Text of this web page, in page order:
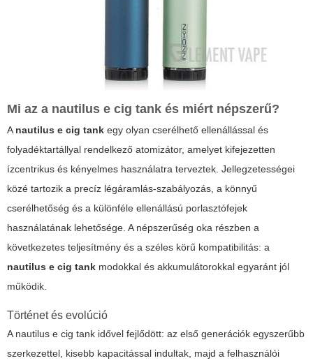
Mi az a nautilus e cig tank és miért népszerű?
Anautilus e cig tank egy olyan cserélhető ellenállással és
folyadéktartállyal rendelkező atomizátor, amelyet kifejezetten
ízcentrikus és kényelmes használatra terveztek. Jellegzetességei
közé tartozik a precíz légáramlás-szabályozás, a könnyű
cserélhetőség és a különféle ellenállású porlasztófejek
használatának lehetősége. A népszerűség oka részben a
következetes teljesítmény és a széles körű kompatibilitás: a
nautilus e cig tank modokkal és akkumulátorokkal egyaránt jól
működik.
Történet és evolúció
Anautilus e cig tank idővel fejlődött: az első generációk egyszerűbb
szerkezettel, kisebb kapacitással indultak, majd a felhasználói